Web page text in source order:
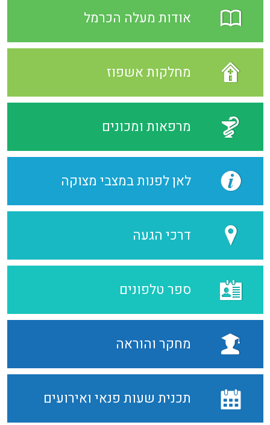
אודות מעלה הכרמל
מחלקות אשפוז
מרפאות ומכונים
לאן לפנות במצבי מצוקה
דרכי הגעה
ספר טלפונים
מחקר והוראה
תכנית שעות פנאי ואירועים